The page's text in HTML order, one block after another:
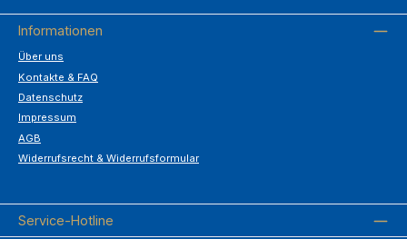
Informationen
Über uns
Kontakte & FAQ
Datenschutz
Impressum
AGB
Widerrufsrecht & Widerrufsformular
Service-Hotline